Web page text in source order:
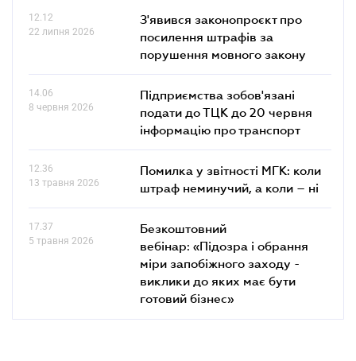
12.12
22 липня 2026
З'явився законопроєкт про
посилення штрафів за
порушення мовного закону
14.06
8 червня 2026
Підприємства зобов'язані
подати до ТЦК до 20 червня
інформацію про транспорт
12.36
13 травня 2026
Помилка у звітності МГК: коли
штраф неминучий, а коли – ні
17.37
5 травня 2026
Безкоштовний
вебінар: «Підозра і обрання
міри запобіжного заходу -
виклики до яких має бути
готовий бізнес»